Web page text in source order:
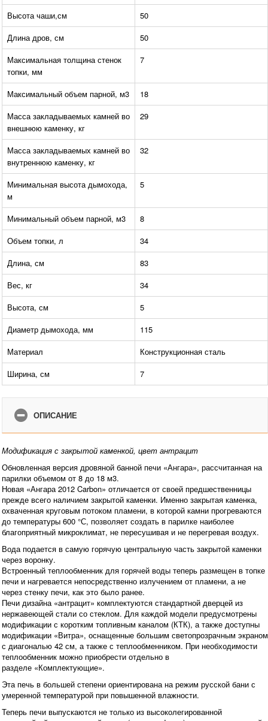
Высота чаши,см
50
Длина дров, см
50
Максимальная толщина стенок
топки, мм
7
Максимальный объем парной, м3
18
Масса закладываемых камней во
внешнюю каменку, кг
29
Масса закладываемых камней во
внутреннюю каменку, кг
32
Минимальная высота дымохода,
м
5
Минимальный объем парной, м3
8
Объем топки, л
34
Длина, см
83
Вес, кг
34
Высота, см
5
Диаметр дымохода, мм
115
Материал
Конструкционная сталь
Ширина, см
7
ОПИСАНИЕ
Модификация с закрытой каменкой, цвет антрацит
Обновленная версия дровяной банной печи «Ангара», рассчитанная на
парилки объемом от 8 до 18 м3.
Новая «Ангара 2012 Carbon» отличается от своей предшественницы
прежде всего наличием закрытой каменки. Именно закрытая каменка,
охваченная круговым потоком пламени, в которой камни прогреваются
до температуры 600 °С, позволяет создать в парилке наиболее
благоприятный микроклимат, не пересушивая и не перегревая воздух.
Вода подается в самую горячую центральную часть закрытой каменки
через воронку.
Встроенный теплообменник для горячей воды теперь размещен в топке
печи и нагревается непосредственно излучением от пламени, а не
через стенку печи, как это было ранее.
Печи дизайна «антрацит» комплектуются стандартной дверцей из
нержавеющей стали со стеклом. Для каждой модели предусмотрены
модификации с коротким топливным каналом (КТК), а также доступны
модификации «Витра», оснащенные большим светопрозрачным экраном
с диагональю 42 см, а также с теплообменником. При необходимости
теплообменник можно приобрести отдельно в
разделе «Комплектующие».
Эта печь в большей степени ориентирована на режим русской бани с
умеренной температурой при повышенной влажности.
Теперь печи выпускаются не только из высоколегированной